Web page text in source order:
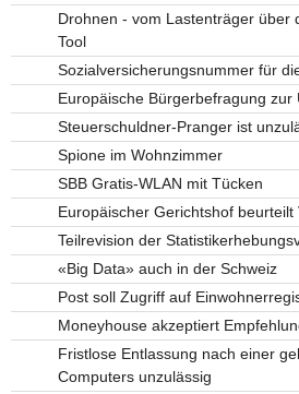
Drohnen - vom Lastenträger über
Tool
Sozialversicherungsnummer für
Europäische Bürgerbefragung zur
Steuerschuldner-Pranger ist
Spione im Wohnzimmer
SBB Gratis-WLAN mit Tücken
Europäischer Gerichtshof
Teilrevision der
«Big Data» auch in der Schweiz
Post soll Zugriff auf
Moneyhouse akzeptiert
Fristlose Entlassung nach einer
Computers unzulässig